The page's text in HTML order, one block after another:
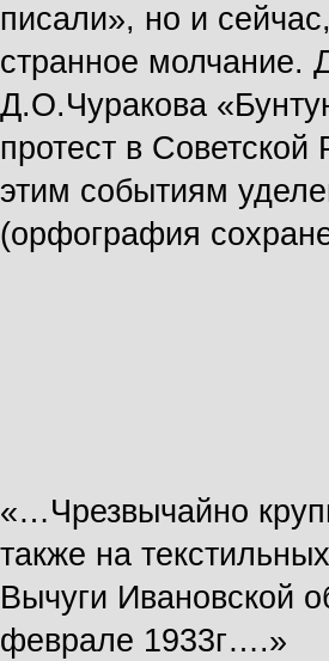
писали», но и
странное молчание.
Д.О.Чуракова
протест в Советской
этим событиям
(орфография
«…Чрезвычайно
также на
Вычуги Ивановской
феврале 1933г….»